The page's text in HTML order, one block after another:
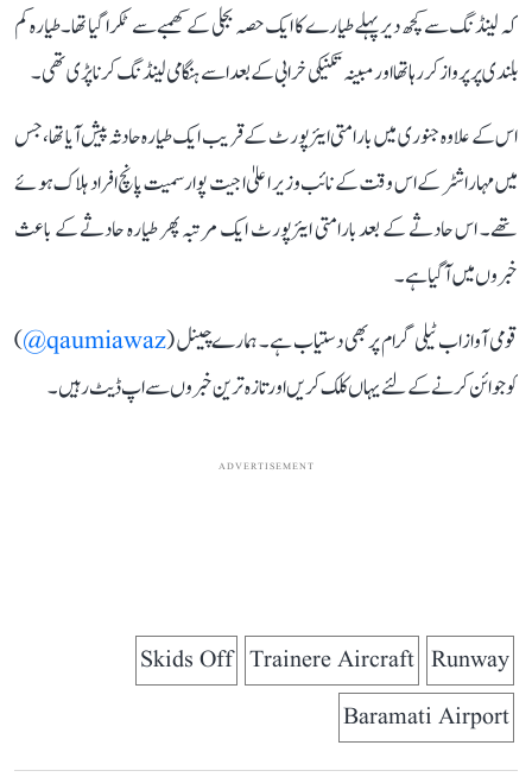
کہ لینڈنگ سے کچھ دیر پہلے طیارے کا ایک حصہ بجلی کے کھمبے سے ٹکرا گیا تھا۔ طیارہ کم
بلندی پر پرواز کر رہا تھا اور مبینہ تکنیکی خرابی کے بعد اسے ہنگامی لینڈنگ کرنا پڑی تھی۔
اس کے علاوہ جنوری میں بارامتی ایئرپورٹ کے قریب ایک طیارہ حادثہ پیش آیا تھا، جس
میں مہاراشٹر کے اس وقت کے نائب وزیر اعلیٰ اجیت پوار سمیت پانچ افراد ہلاک ہوئے
تھے۔ اس حادثے کے بعد بارامتی ایئرپورٹ ایک مرتبہ پھر طیارہ حادثے کے باعث
خبروں میں آ گیا ہے۔
قومی آواز اب ٹیلی گرام پر بھی دستیاب ہے۔ ہمارے چینل (qaumiawaz@
)
کو جوائن کرنے کے لئے یہاں کلک کریں اور تازہ ترین خبروں سے اپ ڈیٹ رہیں۔
ADVERTISEMENT
Runway
Trainere Aircraft
Skids Off
Baramati Airport